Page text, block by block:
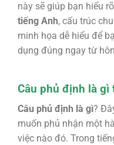
này sẽ giúp bạn hiểu
tiếng Anh, cấu trúc
minh họa dễ hiểu để
dụng đúng ngay từ
Câu phủ định là gì
Câu phủ định là gì?
muốn phủ nhận một
việc nào đó. Trong